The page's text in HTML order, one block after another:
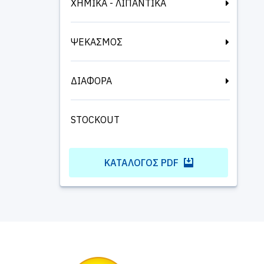
ΧΗΜΙΚΑ - ΛΙΠΑΝΤΙΚΑ
ΨΕΚΑΣΜΟΣ
ΔΙΑΦΟΡΑ
STOCKOUT
ΚΑΤΆΛΟΓΟΣ PDF